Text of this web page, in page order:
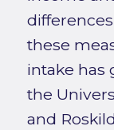
these
intake has
the
and